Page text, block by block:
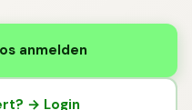
anmelden
→ Login